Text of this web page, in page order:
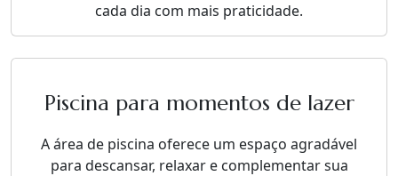
cada dia com mais praticidade.
Piscina para momentos de lazer
A área de piscina oferece um espaço agradável
para descansar, relaxar e complementar sua